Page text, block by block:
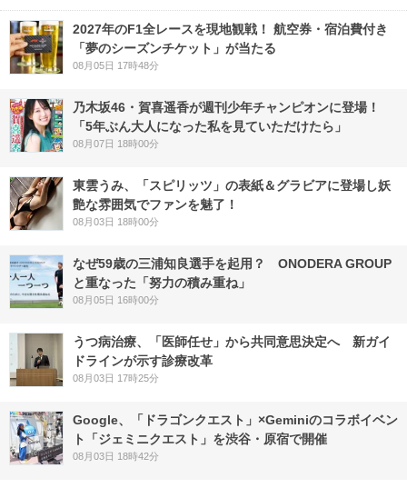
2027年のF1全レースを現地観戦！ 航空券・宿泊費付き
「夢のシーズンチケット」が当たる
08月05日 17時48分
乃木坂46・賀喜遥香が週刊少年チャンピオンに登場！
「5年ぶん大人になった私を見ていただけたら」
08月07日 18時00分
東雲うみ、「スピリッツ」の表紙＆グラビアに登場し妖
艶な雰囲気でファンを魅了！
08月03日 18時00分
なぜ59歳の三浦知良選手を起用？ ONODERA GROUP
と重なった「努力の積み重ね」
08月05日 16時00分
うつ病治療、「医師任せ」から共同意思決定へ 新ガイ
ドラインが示す診療改革
08月03日 17時25分
Google、「ドラゴンクエスト」×Geminiのコラボイベン
ト「ジェミニクエスト」を渋谷・原宿で開催
08月03日 18時42分